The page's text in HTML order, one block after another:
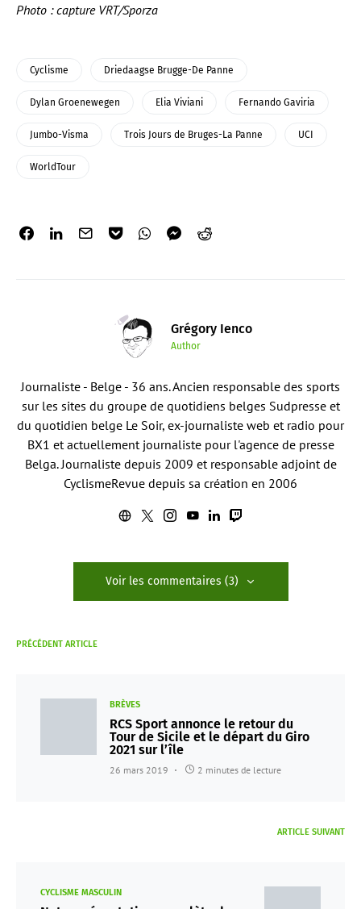
Photo : capture VRT/Sporza
Cyclisme Driedaagse Brugge-De Panne
Dylan Groenewegen Elia Viviani Fernando Gaviria
Jumbo-Visma Trois Jours de Bruges-La Panne UCI
WorldTour
Grégory Ienco
Author
Journaliste - Belge - 36 ans. Ancien responsable des sports
sur les sites du groupe de quotidiens belges Sudpresse et
du quotidien belge Le Soir, ex-journaliste web et radio pour
BX1 et actuellement journaliste pour l'agence de presse
Belga. Journaliste depuis 2009 et responsable adjoint de
CyclismeRevue depuis sa création en 2006
Voir les commentaires (3)
PRÉCÉDENT ARTICLE
BRÈVES
RCS Sport annonce le retour du
Tour de Sicile et le départ du Giro
2021 sur l’île
26 mars 2019 2 minutes de lecture
ARTICLE SUIVANT
CYCLISME MASCULIN